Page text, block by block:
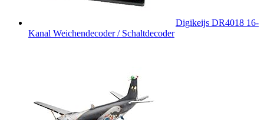
Digikeijs DR4018 16-
Kanal Weichendecoder / Schaltdecoder